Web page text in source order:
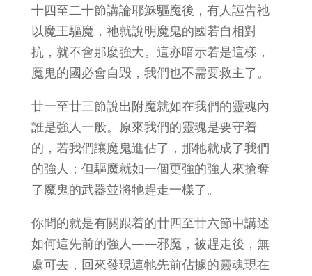
十四至二十節講論耶穌驅魔後，有人誣告祂
以魔王驅魔，祂就說明魔鬼的國若自相對
抗，就不會那麼強大。這亦暗示若是這樣，
魔鬼的國必會自毁，我們也不需要救主了。
廿一至廿三節說出附魔就如在我們的靈魂內
誰是強人一般。原來我們的靈魂是要守着
的，若我們讓魔鬼進佔了，那牠就成了我們
的強人；但驅魔就如一個更強的強人來搶奪
了魔鬼的武器並將牠趕走一樣了。
你問的就是有關跟着的廿四至廿六節中講述
如何這先前的強人——邪魔，被趕走後，無
處可去，回來發現這牠先前佔據的靈魂現在